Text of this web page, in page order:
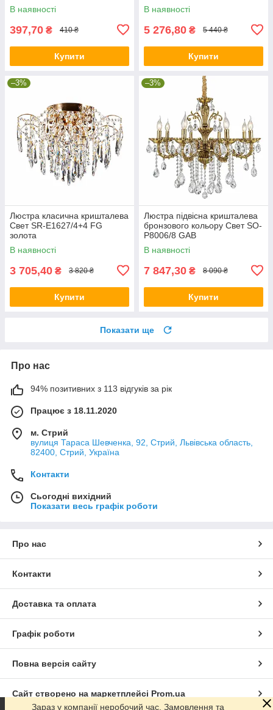
В наявності
397,70 ₴ 410 ₴
Купити
В наявності
5 276,80 ₴ 5 440 ₴
Купити
–3%
Люстра класична кришталева
Свет SR-E1627/4+4 FG
золота
В наявності
3 705,40 ₴ 3 820 ₴
Купити
–3%
Люстра підвісна кришталева
бронзового кольору Свет SO-
P8006/8 GAB
В наявності
7 847,30 ₴ 8 090 ₴
Купити
Показати ще
Про нас
94% позитивних з 113 відгуків за рік
Працює з 18.11.2020
м. Стрий
вулиця Тараса Шевченка, 92, Стрий, Львівська область,
82400, Стрий, Україна
Контакти
Сьогодні вихідний
Показати весь графік роботи
Про нас
Контакти
Доставка та оплата
Графік роботи
Повна версія сайту
Сайт створено на маркетплейсі Prom.ua
Зараз у компанії неробочий час. Замовлення та